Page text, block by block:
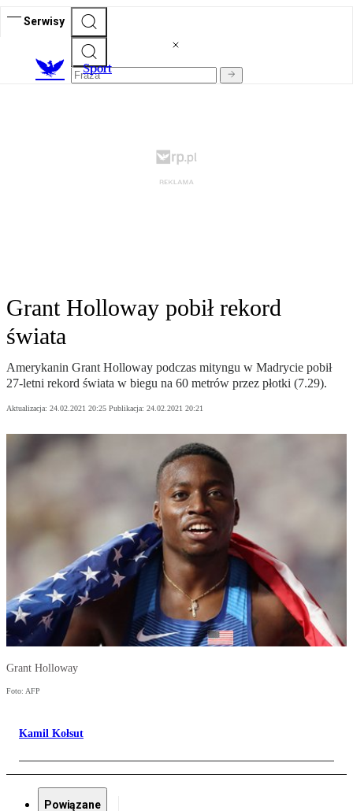
Serwisy
Sport
Grant Holloway pobił rekord
świata
Amerykanin Grant Holloway podczas mityngu w Madrycie pobił
27-letni rekord świata w biegu na 60 metrów przez płotki (7.29).
Aktualizacja: 24.02.2021 20:25 Publikacja: 24.02.2021 20:21
Grant Holloway
Foto: AFP
Kamil Kołsut
Powiązane